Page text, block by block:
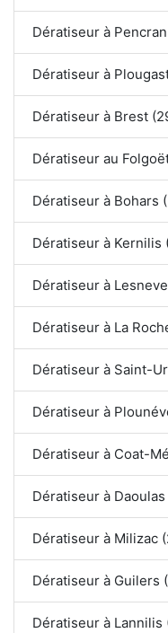
Dératiseur à
Dératiseur à
Dératiseur à Brest
Dératiseur au
Dératiseur à Bohars
Dératiseur à Kernilis
Dératiseur à
Dératiseur à La
Dératiseur à Saint-
Dératiseur à
Dératiseur à Coat-
Dératiseur à
Dératiseur à Milizac
Dératiseur à Guilers
Dératiseur à Lannilis